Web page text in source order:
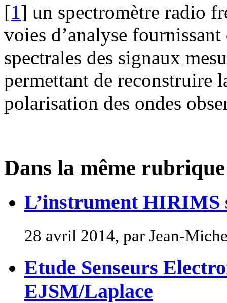
[1] un spectromètre radio
voies d’analyse
spectrales des signaux
permettant de reconstruire
polarisation des ondes
Dans la même rubrique
L’instrument HIRIMS
28 avril 2014, par Jean-
Etude Senseurs
EJSM/Laplace